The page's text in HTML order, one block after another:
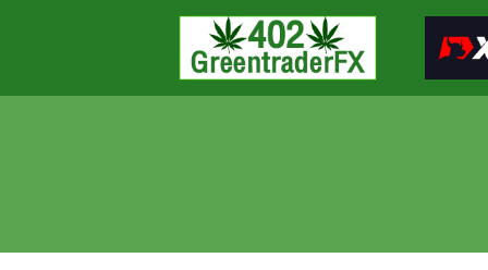
Greentraderfx
ความ
FOREX